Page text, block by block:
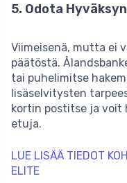
5. Odota
Viimeisenä, mutta ei
päätöstä.
tai puhelimitse
lisäselvitysten
kortin postitse ja voit
etuja.
LUE LISÄÄ TIEDOT
ELITE